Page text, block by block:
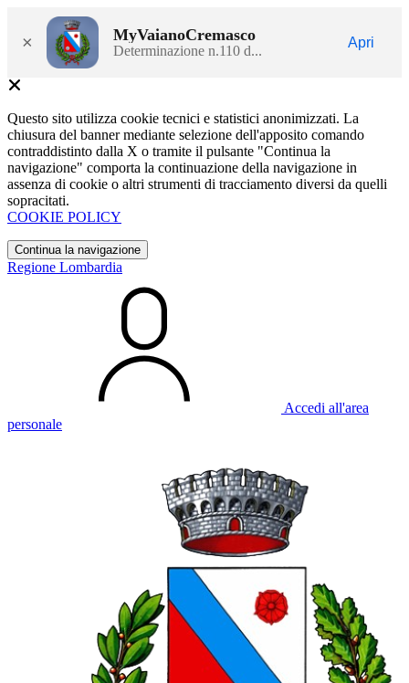
× MyVaianoCremasco
Determinazione n.110 d...
Apri
Questo sito utilizza cookie tecnici e statistici anonimizzati. La
chiusura del banner mediante selezione dell'apposito comando
contraddistinto dalla X o tramite il pulsante "Continua la
navigazione" comporta la continuazione della navigazione in
assenza di cookie o altri strumenti di tracciamento diversi da quelli
sopracitati.
COOKIE POLICY
Continua la navigazione
Regione Lombardia
Accedi all'area
personale